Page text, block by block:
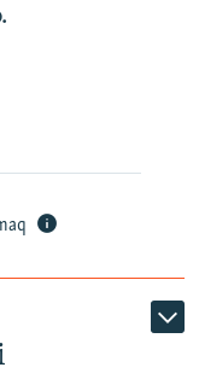
480p